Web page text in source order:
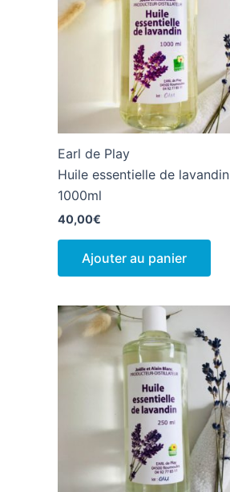
Earl de Play
Huile essentielle de lavandin
1000ml
40,00€
Ajouter au panier